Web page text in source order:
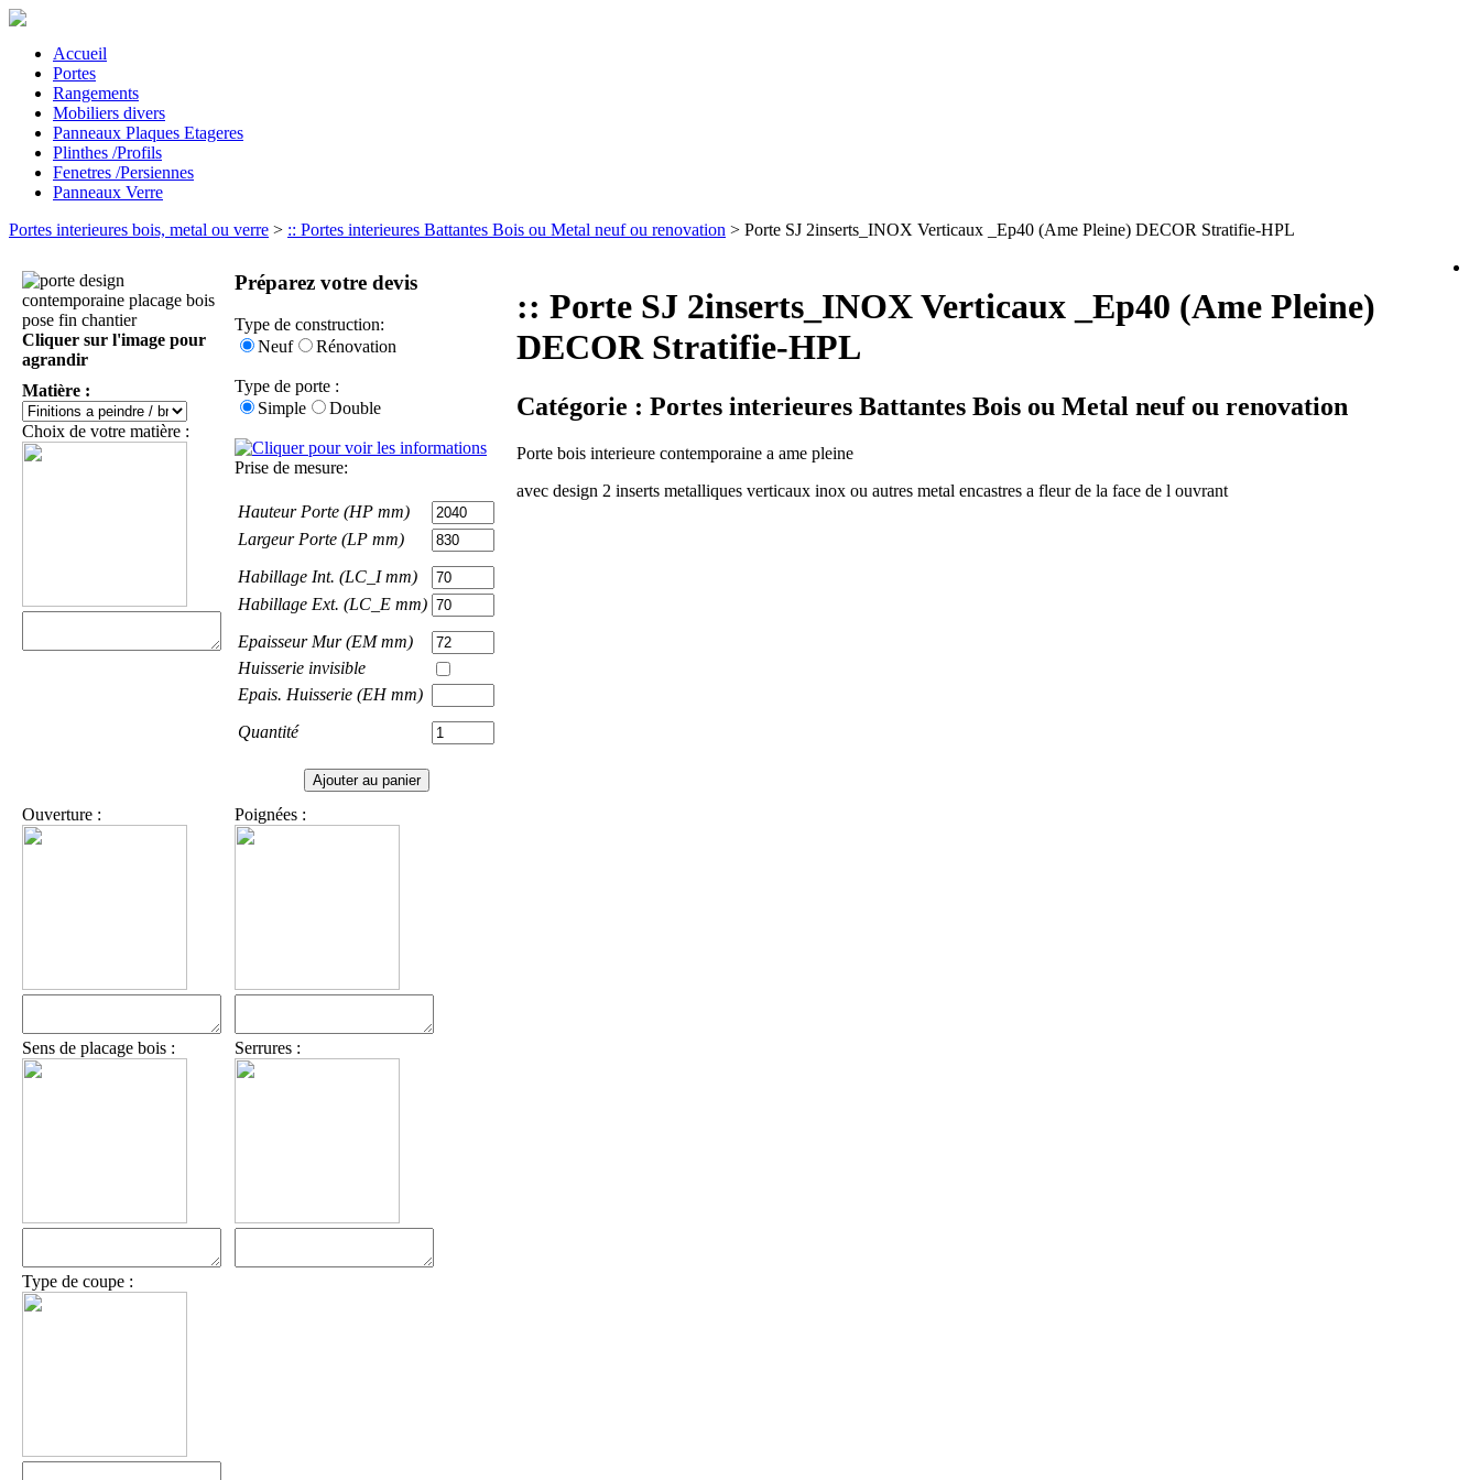
Accueil
Portes
Rangements
Mobiliers divers
Panneaux Plaques Etageres
Plinthes /Profils
Fenetres /Persiennes
Panneaux Verre
Portes interieures bois, metal ou verre > :: Portes interieures Battantes Bois ou Metal neuf ou renovation > Porte SJ 2inserts_INOX Verticaux _Ep40 (Ame Pleine) DECOR Stratifie-HPL
Cliquer sur l'image pour
agrandir
Matière :
Choix de votre matière :
Préparez votre devis
Type de construction:
Neuf
Rénovation
Type de porte :
Simple
Double
Prise de mesure:
Hauteur Porte (HP mm)
Largeur Porte (LP mm)
Habillage Int. (LC_I mm)
Habillage Ext. (LC_E mm)
Epaisseur Mur (EM mm)
Huisserie invisible
Epais. Huisserie (EH mm)
Quantité
Ouverture :
Sens de placage bois :
Type de coupe :
Poignées :
Serrures :
:: Porte SJ 2inserts_INOX Verticaux _Ep40 (Ame Pleine)
DECOR Stratifie-HPL
Catégorie : Portes interieures Battantes Bois ou Metal neuf ou renovation
Porte bois interieure contemporaine a ame pleine
avec design 2 inserts metalliques verticaux inox ou autres metal encastres a fleur de la face de l ouvrant